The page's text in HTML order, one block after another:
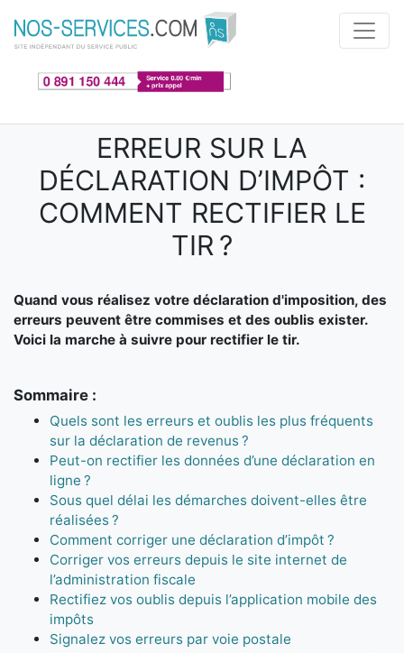
Aller au contenu principal
ERREUR SUR LA
DÉCLARATION D’IMPÔT :
COMMENT RECTIFIER LE
TIR ?
Quand vous réalisez votre déclaration d'imposition, des
erreurs peuvent être commises et des oublis exister.
Voici la marche à suivre pour rectifier le tir.
Sommaire :
Quels sont les erreurs et oublis les plus fréquents
sur la déclaration de revenus ?
Peut-on rectifier les données d’une déclaration en
ligne ?
Sous quel délai les démarches doivent-elles être
réalisées ?
Comment corriger une déclaration d’impôt ?
Corriger vos erreurs depuis le site internet de
l’administration fiscale
Rectifiez vos oublis depuis l’application mobile des
impôts
Signalez vos erreurs par voie postale